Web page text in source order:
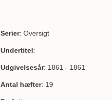
Serier: Oversigt
Undertitel:
Udgivelsesår: 1861 - 1861
Antal hæfter: 19